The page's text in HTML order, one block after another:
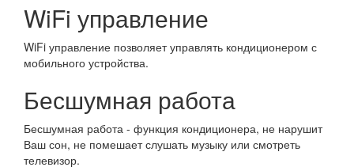
WiFi управление
WiFi управление позволяет управлять кондиционером с
мобильного устройства.
Бесшумная работа
Бесшумная работа - функция кондиционера, не нарушит
Ваш сон, не помешает слушать музыку или смотреть
телевизор.